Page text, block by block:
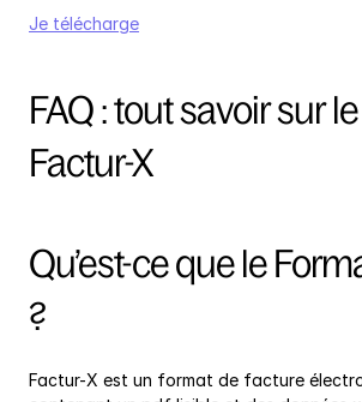
Je télécharge
FAQ : tout savoir sur
Factur-X
Qu’est-ce que le
?
Factur-X est un format de facture